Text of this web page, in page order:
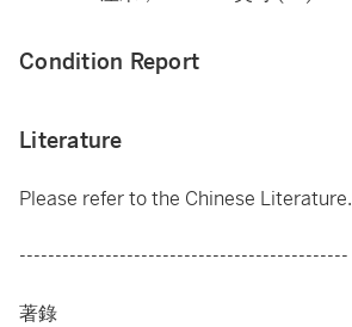
Condition Report
Literature
Please refer to the Chinese Literature.
----------------------------------------------
著錄